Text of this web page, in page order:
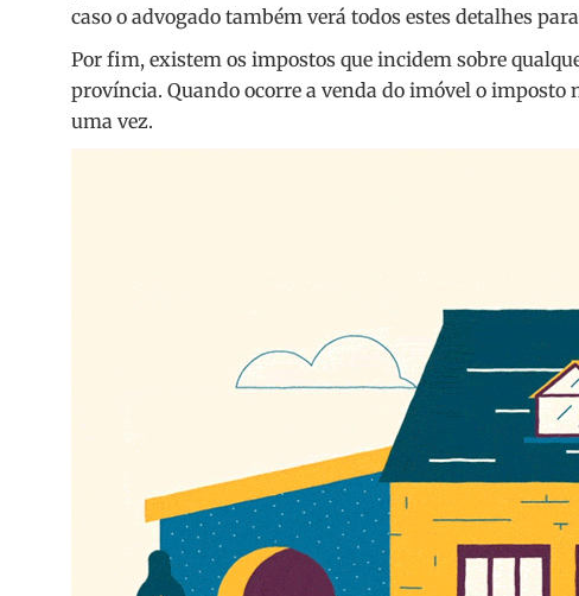
caso o advogado também verá todos estes detalhes
Por fim, existem os impostos que incidem sobre
província. Quando ocorre a venda do imóvel o imposto
uma vez.